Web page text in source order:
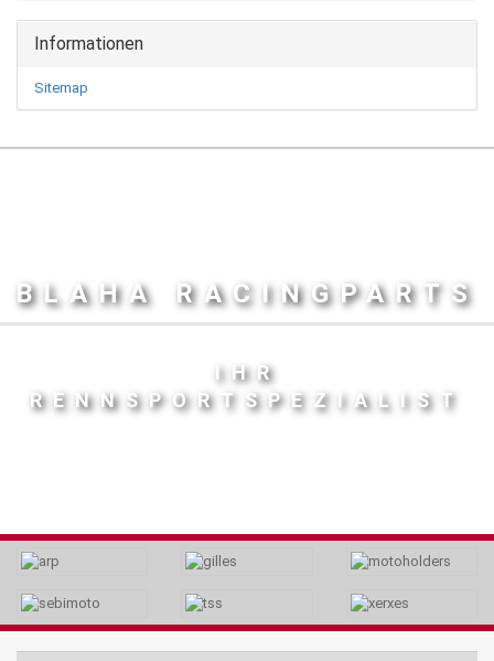
Informationen
Sitemap
BLAHA RACINGPARTS
IHR
RENNSPORTSPEZIALIST